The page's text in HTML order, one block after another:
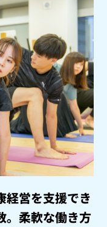
経営を支援でき
。柔軟な働き方